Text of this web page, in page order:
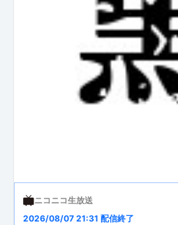
ニコニコ生放送
2026/08/07 21:31 配信終了